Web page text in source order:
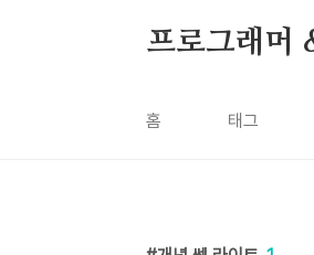
프로그래머
홈 태그